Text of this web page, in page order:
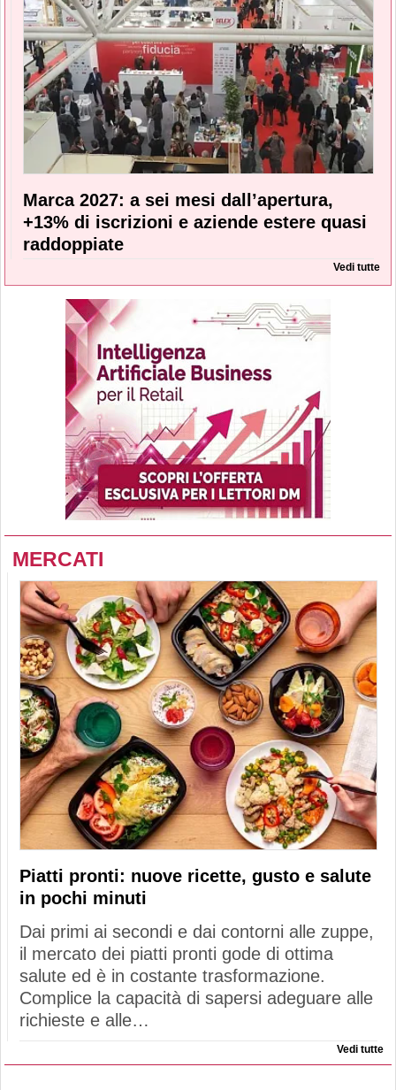
Marca 2027: a sei mesi dall’apertura,
+13% di iscrizioni e aziende estere quasi
raddoppiate
Vedi tutte
MERCATI
Piatti pronti: nuove ricette, gusto e salute
in pochi minuti
Dai primi ai secondi e dai contorni alle zuppe,
il mercato dei piatti pronti gode di ottima
salute ed è in costante trasformazione.
Complice la capacità di sapersi adeguare alle
richieste e alle…
Vedi tutte